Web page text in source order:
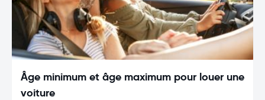
Âge minimum et âge maximum pour louer une
voiture